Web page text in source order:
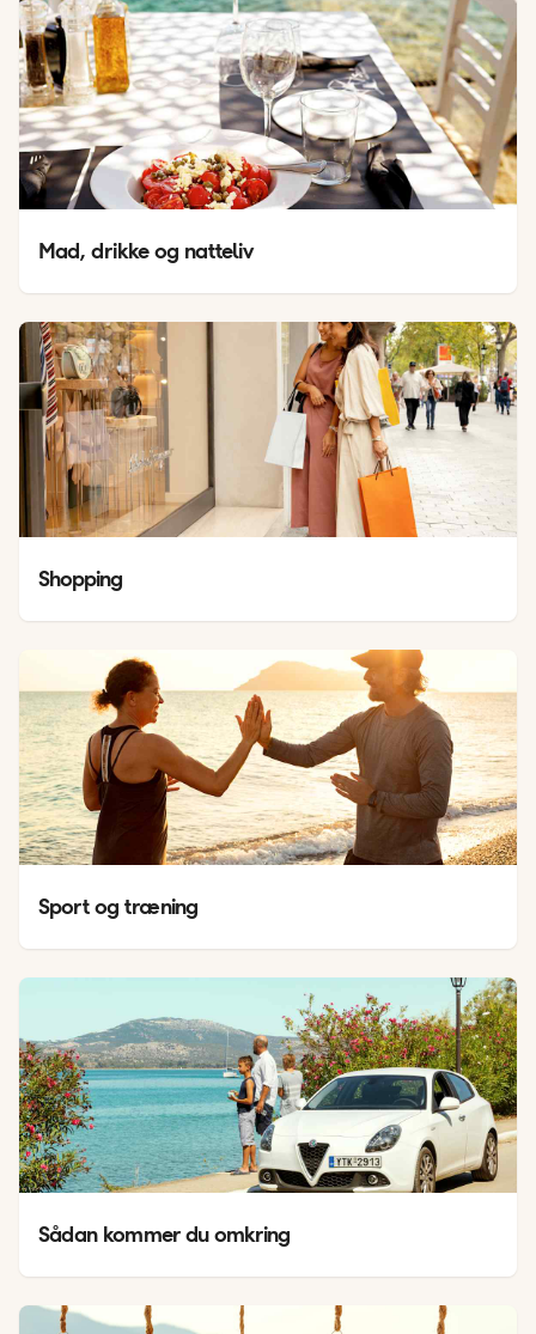
Mad, drikke og natteliv
Shopping
Sport og træning
Sådan kommer du omkring